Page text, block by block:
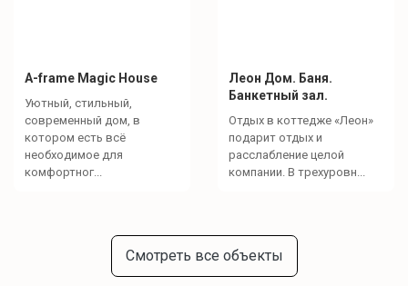
A-frame Magic House
Уютный, стильный,
современный дом, в
котором есть всё
необходимое для
комфортног...
Леон Дом. Баня.
Банкетный зал.
Отдых в коттедже «Леон»
подарит отдых и
расслабление целой
компании. В трехуровн...
Смотреть все объекты